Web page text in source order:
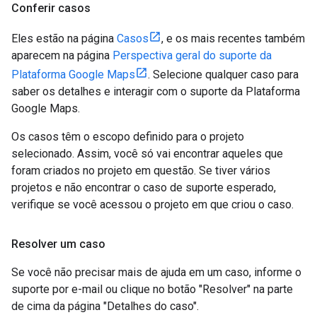
Conferir casos
Eles estão na página Casos
, e os mais recentes também
aparecem na página Perspectiva geral do suporte da
Plataforma Google Maps
. Selecione qualquer caso para
saber os detalhes e interagir com o suporte da Plataforma
Google Maps.
Os casos têm o escopo definido para o projeto
selecionado. Assim, você só vai encontrar aqueles que
foram criados no projeto em questão. Se tiver vários
projetos e não encontrar o caso de suporte esperado,
verifique se você acessou o projeto em que criou o caso.
Resolver um caso
Se você não precisar mais de ajuda em um caso, informe o
suporte por e-mail ou clique no botão "Resolver" na parte
de cima da página "Detalhes do caso".